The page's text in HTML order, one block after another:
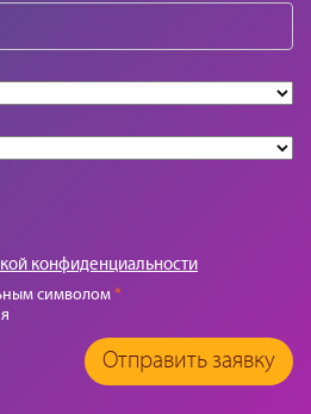
конфиденциальности
символом*
Отправить заявку